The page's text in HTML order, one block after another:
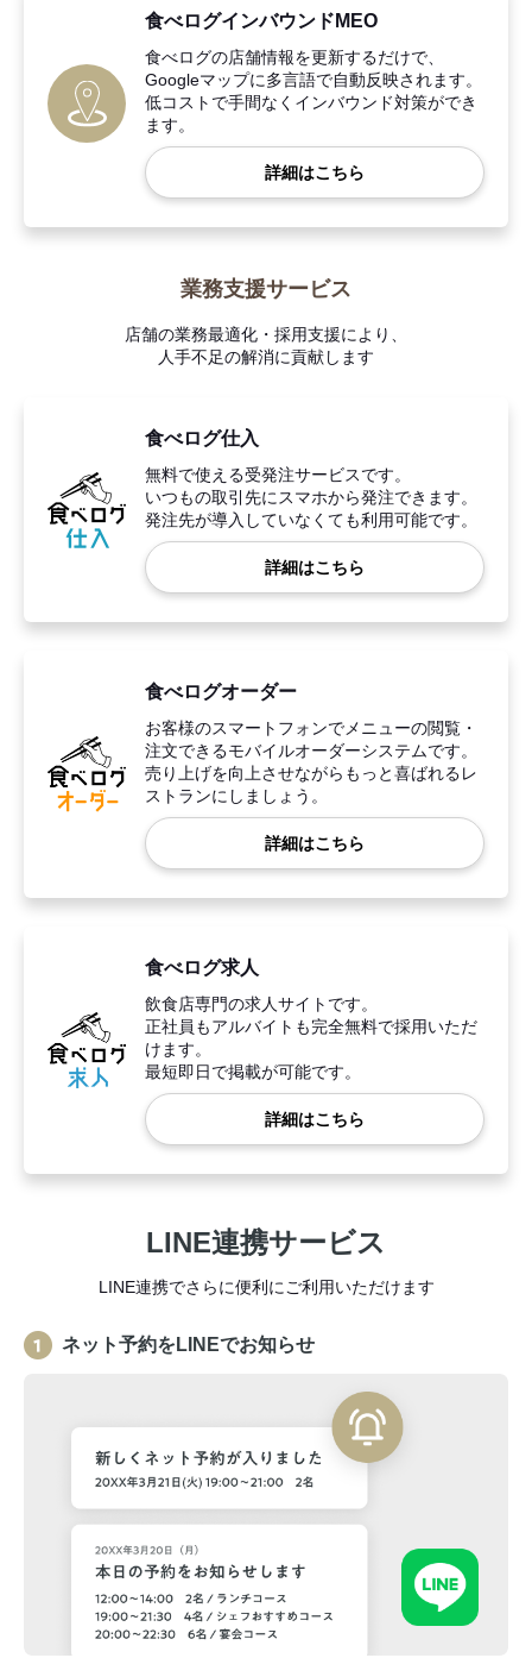
食べログインバウンドMEO
食べログの店舗情報を更新するだけで、
Googleマップに多言語で自動反映されます。
低コストで手間なくインバウンド対策ができ
ます。
詳細はこちら
業務支援サービス
店舗の業務最適化・採用支援により、
人手不足の解消に貢献します
食べログ仕入
無料で使える受発注サービスです。
いつもの取引先にスマホから発注できます。
発注先が導入していなくても利用可能です。
詳細はこちら
食べログオーダー
お客様のスマートフォンでメニューの閲覧・
注文できるモバイルオーダーシステムです。
売り上げを向上させながらもっと喜ばれるレ
ストランにしましょう。
詳細はこちら
食べログ求人
飲食店専門の求人サイトです。
正社員もアルバイトも完全無料で採用いただ
けます。
最短即日で掲載が可能です。
詳細はこちら
LINE連携サービス
LINE連携でさらに便利にご利用いただけます
ネット予約をLINEでお知らせ